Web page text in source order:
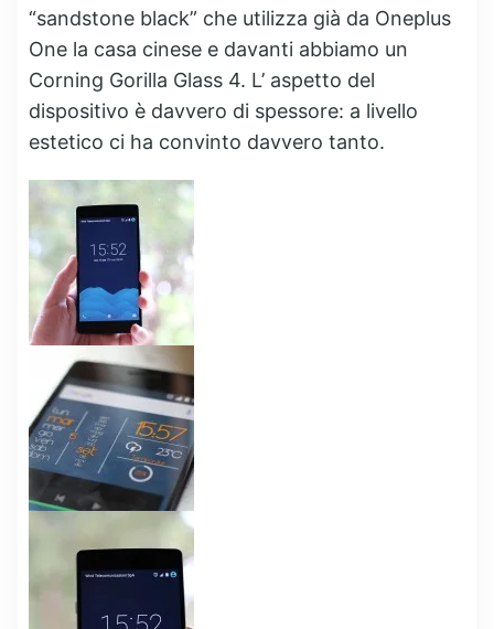
“sandstone black” che utilizza già da Oneplus
One la casa cinese e davanti abbiamo un
Corning Gorilla Glass 4. L’ aspetto del
dispositivo è davvero di spessore: a livello
estetico ci ha convinto davvero tanto.